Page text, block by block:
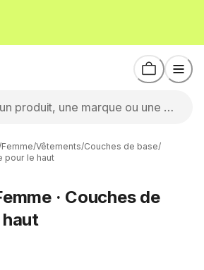
Femme/Vêtements/Couches de base/
pour le haut
· Couches de